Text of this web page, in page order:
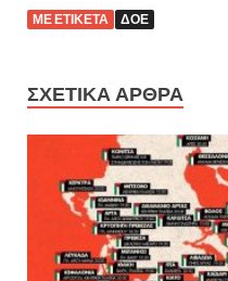
ΜΕ ΕΤΙΚΈΤΑ ΔΟΕ
ΣΧΕΤΙΚΆ ΆΡΘΡΑ